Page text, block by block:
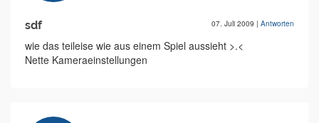
sdf 07. Juli 2009 | Antworten
wie das teileise wie aus einem Spiel aussieht >.<
Nette Kameraeinstellungen